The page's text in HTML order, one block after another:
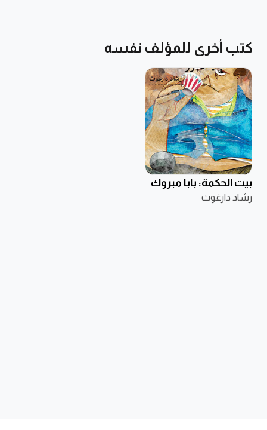
كتب أخرى للمؤلف نفسه
بيت الحكمة: بابا مبروك
رشاد دارغوث